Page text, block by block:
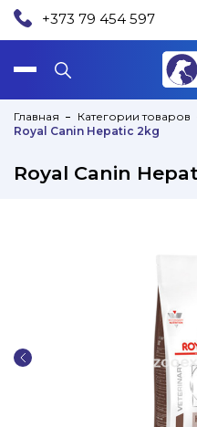
+373 79 454 597
Главная Категории товаров
Royal Canin Hepatic 2kg
Royal Canin